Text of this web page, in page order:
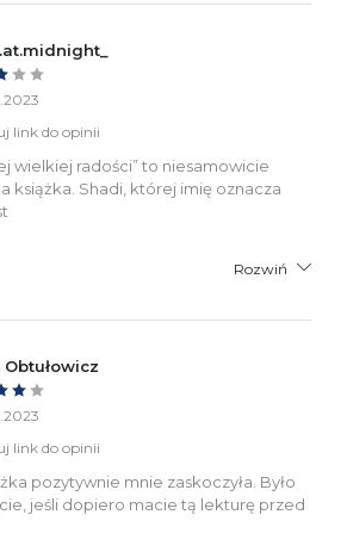
link do opinii
wielkiej radości” to niesamowicie
książka. Shadi, której imię oznacza
Rozwiń
Obtułowicz
link do opinii
pozytywnie mnie zaskoczyła. Było
jeśli dopiero macie tą lekturę przed